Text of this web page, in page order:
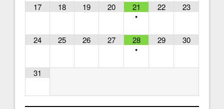
17 18 19 20 21
•
22 23
24 25 26 27 28
•
29 30
31